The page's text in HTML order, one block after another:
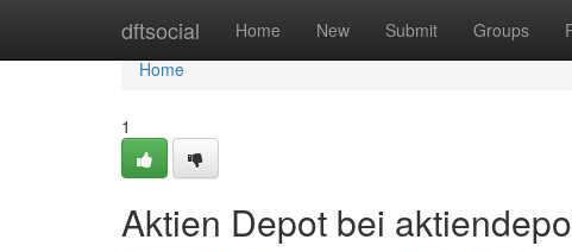
dftsocial Home New Submit Groups
Home
Home
1
Aktien Depot bei